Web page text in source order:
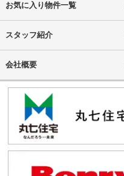
お気に入り物件一覧
スタッフ紹介
会社概要